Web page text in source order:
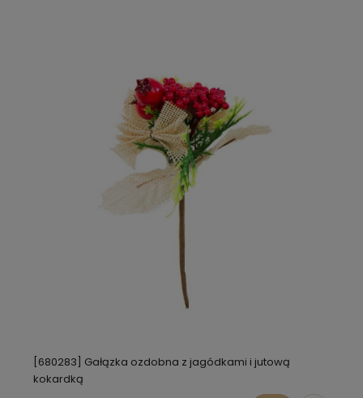
[680283] Gałązka ozdobna z jagódkami i jutową
kokardką